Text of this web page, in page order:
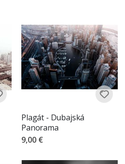
Plagát - Dubajská
Panorama
9,00 €